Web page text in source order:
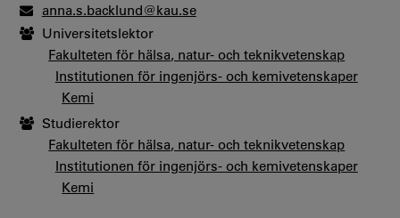
anna.s.backlund@kau.se
Universitetslektor
Fakulteten för hälsa, natur- och teknikvetenskap
Institutionen för ingenjörs- och kemivetenskaper
Kemi
Studierektor
Fakulteten för hälsa, natur- och teknikvetenskap
Institutionen för ingenjörs- och kemivetenskaper
Kemi